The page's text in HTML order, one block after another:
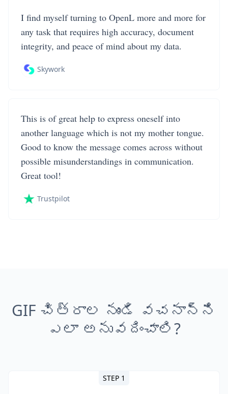
I find myself turning to OpenL more and more for
any task that requires high accuracy, document
integrity, and peace of mind about my data.
Skywork
This is of great help to express oneself into
another language which is not my mother tongue.
Good to know the message comes across without
possible misunderstandings in communication.
Great tool!
Trustpilot
GIF చిత్రాల నుండి వచనాన్ని
ఎలా అనువదించాలి?
STEP 1